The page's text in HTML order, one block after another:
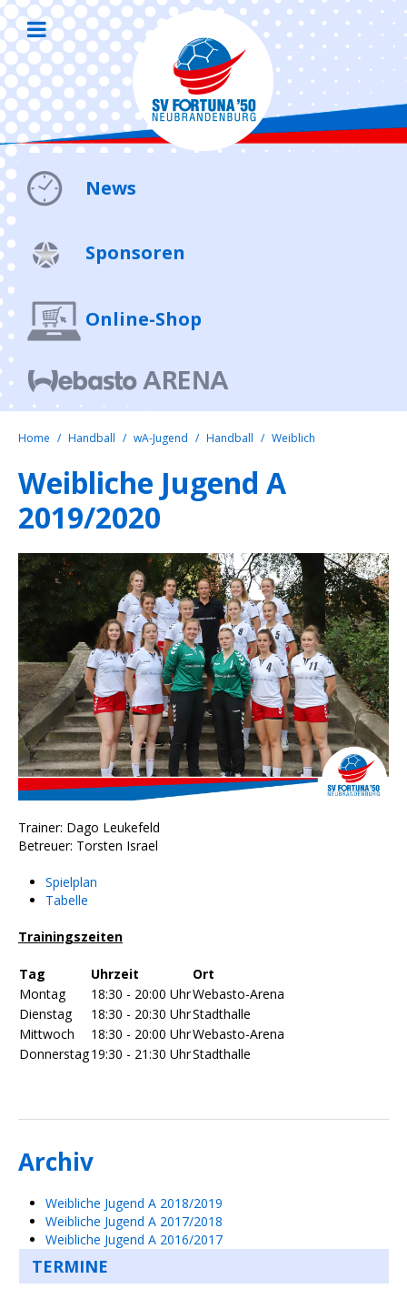
News
Sponsoren
Online-Shop
Home Handball wA-Jugend Handball Weiblich
Weibliche Jugend A
2019/2020
Trainer: Dago Leukefeld
Betreuer: Torsten Israel
Spielplan
Tabelle
Trainingszeiten
Tag Uhrzeit
Ort
Montag
18:30 - 20:00 UhrWebasto-Arena
Dienstag
18:30 - 20:30 UhrStadthalle
Mittwoch
18:30 - 20:00 UhrWebasto-Arena
Donnerstag19:30 - 21:30 UhrStadthalle
Archiv
Weibliche Jugend A 2018/2019
Weibliche Jugend A 2017/2018
Weibliche Jugend A 2016/2017
TERMINE